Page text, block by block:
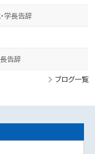
学長告辞
告辞
ブログ一覧